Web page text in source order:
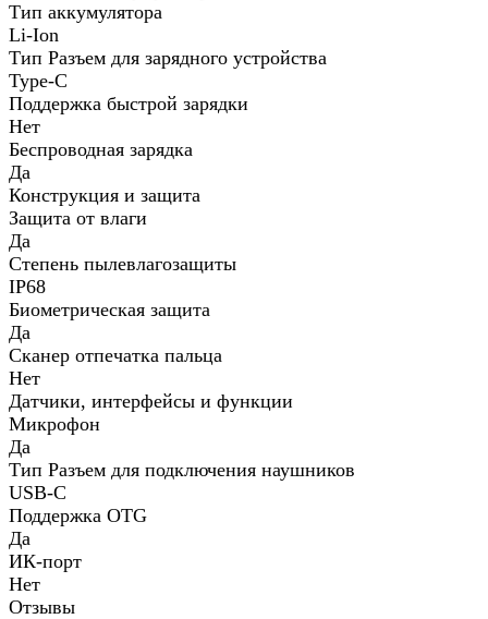
Тип аккумулятора
Li-Ion
Тип Разъем для зарядного устройства
Type-C
Поддержка быстрой зарядки
Нет
Беспроводная зарядка
Да
Конструкция и защита
Защита от влаги
Да
Степень пылевлагозащиты
IP68
Биометрическая защита
Да
Сканер отпечатка пальца
Нет
Датчики, интерфейсы и функции
Микрофон
Да
Тип Разъем для подключения наушников
USB-C
Поддержка OTG
Да
ИК-порт
Нет
Отзывы